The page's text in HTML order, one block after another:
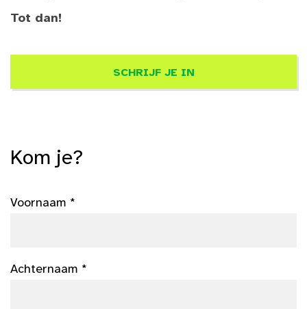
Tot dan!
SCHRIJF JE IN
Kom je?
Voornaam *
Achternaam *